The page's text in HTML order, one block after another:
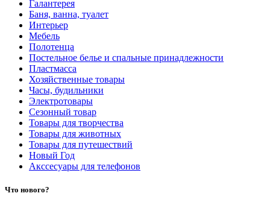
Галантерея
Баня, ванна, туалет
Интерьер
Мебель
Полотенца
Постельное белье и спальные принадлежности
Пластмасса
Хозяйственные товары
Часы, будильники
Электротовары
Сезонный товар
Товары для творчества
Товары для животных
Товары для путешествий
Новый Год
Акссесуары для телефонов
Что нового?